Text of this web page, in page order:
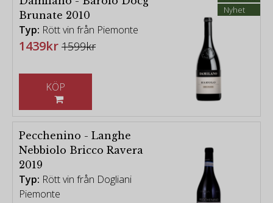
Nyhet
Brunate 2010
Typ: Rött vin från Piemonte
1439kr 1599kr
Pecchenino - Langhe
Nebbiolo Bricco Ravera
2019
Typ: Rött vin från Dogliani
Piemonte